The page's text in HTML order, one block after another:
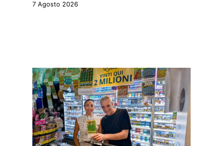
7 Agosto 2026